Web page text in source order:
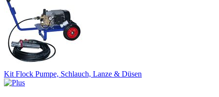
Kit Flock Pumpe, Schlauch, Lanze & Düsen